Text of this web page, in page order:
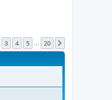
20 頁)
3 4 5 20